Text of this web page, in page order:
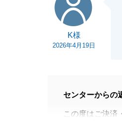
K様
2026年4月19日
センターからの
この度はご決済